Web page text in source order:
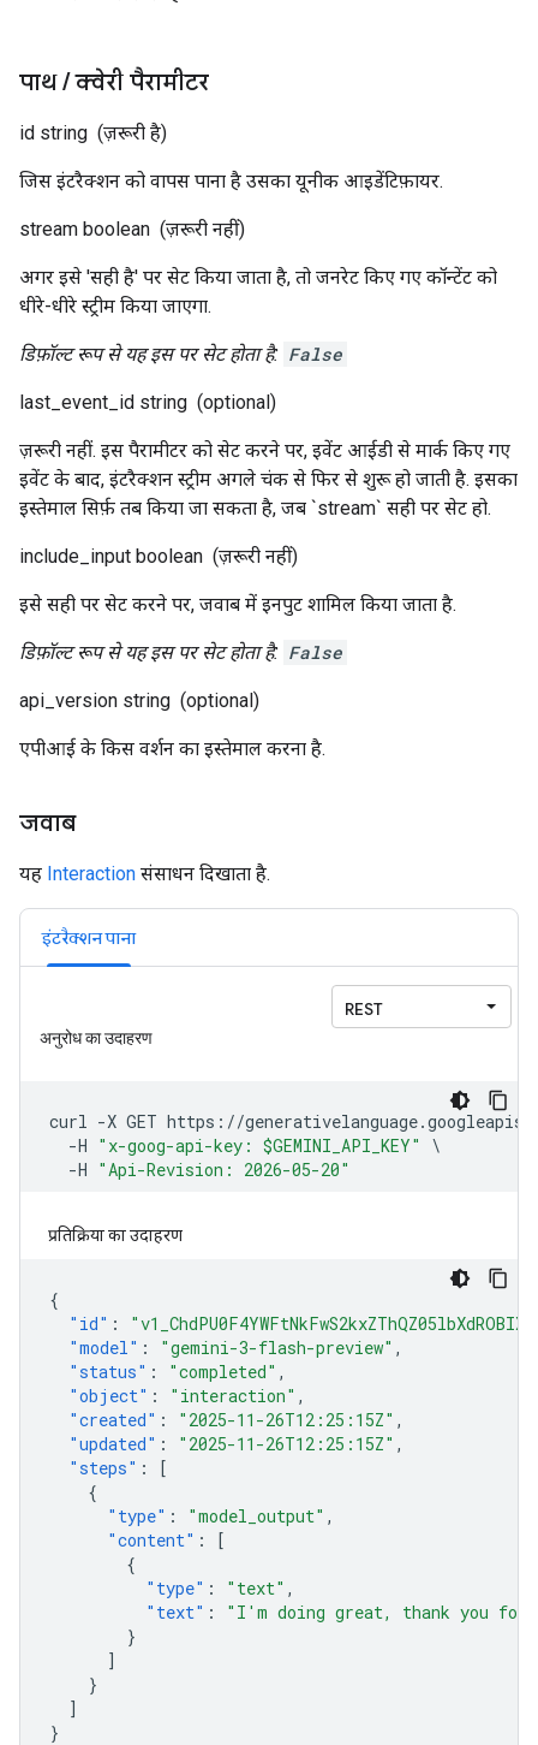
पाथ/क्वेरी पैरामीटर
id string (ज़रूरी है)
जिस इंटरैक्शन को वापस पाना है उसका यूनीक आइडेंटिफ़ायर.
stream boolean (ज़रूरी नहीं)
अगर इसे 'सही है' पर सेट किया जाता है, तो जनरेट किए गए कॉन्टेंट को
धीरे-धीरे स्ट्रीम किया जाएगा.
डिफ़ॉल्ट रूप से यह इस पर सेट होता है: False
last_event_id string (optional)
ज़रूरी नहीं. इस पैरामीटर को सेट करने पर, इवेंट आईडी से मार्क किए गए
इवेंट के बाद, इंटरैक्शन स्ट्रीम अगले चंक से फिर से शुरू हो जाती है. इसका
इस्तेमाल सिर्फ़ तब किया जा सकता है, जब `stream` सही पर सेट हो.
include_input boolean (ज़रूरी नहीं)
इसे सही पर सेट करने पर, जवाब में इनपुट शामिल किया जाता है.
डिफ़ॉल्ट रूप से यह इस पर सेट होता है: False
api_version string (optional)
एपीआई के किस वर्शन का इस्तेमाल करना है.
जवाब
यह Interaction संसाधन दिखाता है.
इंटरैक्शन पाना
प्रतिक्रिया का उदाहरण
{
"id" :
"model" : "gemini-3-flash-preview" ,
"status" : "completed" ,
"object" : "interaction" ,
"created" : "2025-11-26T12:25:15Z" ,
"updated" : "2025-11-26T12:25:15Z" ,
"steps" :
[
{
"type" : "model_output" ,
"content" :
[
{
"type" : "text" ,
"text" :
"I'm doing great, thank you for
}
]
}
]
}